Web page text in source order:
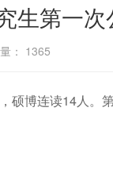
生第一
： 1365
博连读14人。